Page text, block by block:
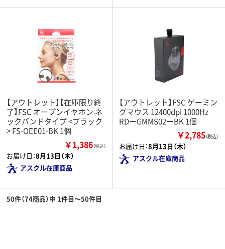
【アウトレット】【在庫限り終
了】FSC オープンイヤホン ネ
ックバンドタイプ <ブラック
> FS-OEE01-BK 1個
￥1,386（税込）
お届け日：8月13日（木）
アスクル在庫商品
【アウトレット】FSC ゲーミン
グマウス 12400dpi 1000Hz
RDーGMMS02ーBK 1個
￥2,785（税込）
お届け日：8月13日（木）
アスクル在庫商品
50件（74商品）中 1件目～50件目